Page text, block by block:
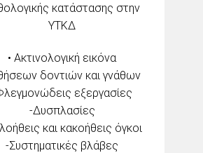
κατάστασης στην
ΥΤΚΔ
• Ακτινολογική εικόνα
δοντιών και γνάθων
εξεργασίες
-Δυσπλασίες
και κακοήθεις όγκοι
-Συστηματικές βλάβες